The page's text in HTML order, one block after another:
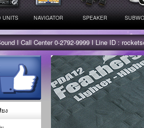
UNITS NAVIGATOR SPEAKER
I Call Center 0-2792-9999 I Line ID :
ง